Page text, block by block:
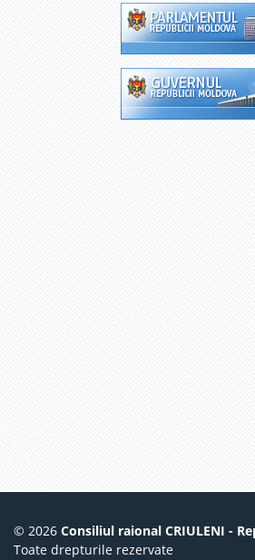
© 2026 Consiliul raional CRIULENI -
Toate drepturile rezervate